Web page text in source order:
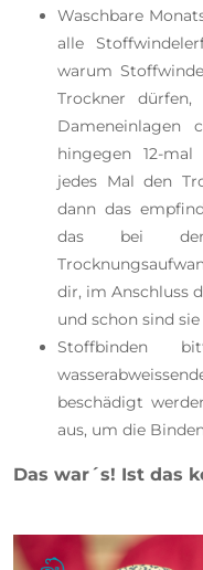
Waschbare
alle
warum
Trockner
Dameneinlagen
hingegen 12-
jedes Mal den
dann das
das bei
dir, im Anschluss
und schon sind
Stoffbinden
beschädigt
aus, um die
Das war´s! Ist das